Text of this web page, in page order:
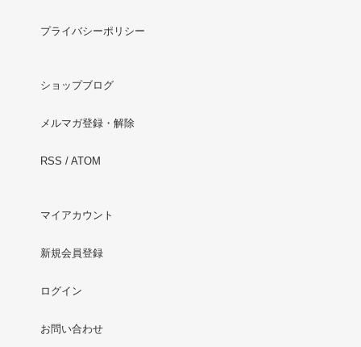
プライバシーポリシー
ショップブログ
メルマガ登録・解除
RSS / ATOM
マイアカウント
新規会員登録
ログイン
お問い合わせ